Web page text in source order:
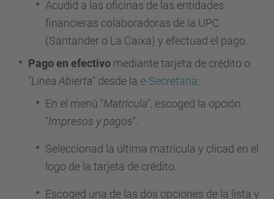
Acudid a las oficinas de las entidades
financieras colaboradoras de la UPC
(Santander o La Caixa) y efectuad el pago.
Pago en efectivo mediante tarjeta de crédito o
"Línea Abierta" desde la e-Secretaria:
En el menú "Matrícula", escoged la opción
"Impresos y pagos".
Seleccionad la última matrícula y clicad en el
logo de la tarjeta de crédito.
Escoged una de las dos opciones de la lista y